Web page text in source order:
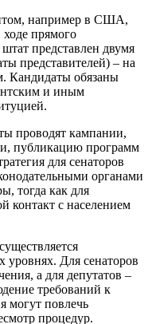
например в США,
ходе прямого
представлен двумя
представителей) – на
Кандидаты обязаны
и иным
проводят кампании,
публикацию программ
для сенаторов
органами
тогда как для
контакт с населением
уровнях. Для сенаторов
а для депутатов –
требований к
могут повлечь
процедур.